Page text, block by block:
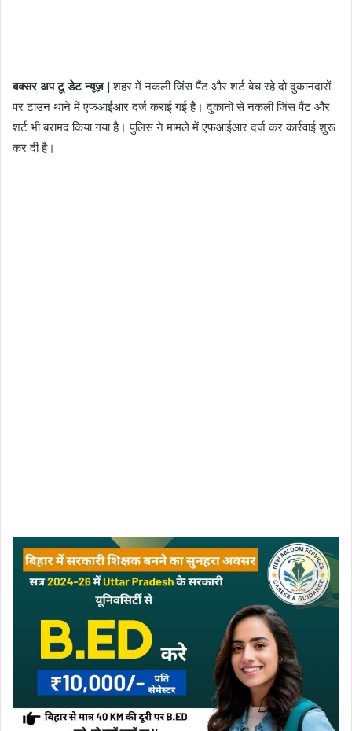
बक्सर अप टू डेट न्यूज़ | शहर में नकली जिंस पैंट और शर्ट बेच रहे दो दुकानदारों
पर टाउन थाने में एफआईआर दर्ज कराई गई है। दुकानों से नकली जिंस पैंट और
शर्ट भी बरामद किया गया है। पुलिस ने मामले में एफआईआर दर्ज कर कार्रवाई शुरू
कर दी है।